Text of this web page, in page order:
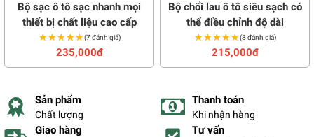
Bộ sạc ô tô sạc nhanh mọi
thiết bị chất liệu cao cấp
★★★★★
★★★★★(7 đánh giá)
235,000đ
Bộ chổi lau ô tô siêu sạch có
thể điều chỉnh độ dài
★★★★★
★★★★★(8 đánh giá)
215,000đ
Sản phẩm
Chất lượng
Thanh toán
Khi nhận hàng
Giao hàng Tư vấn